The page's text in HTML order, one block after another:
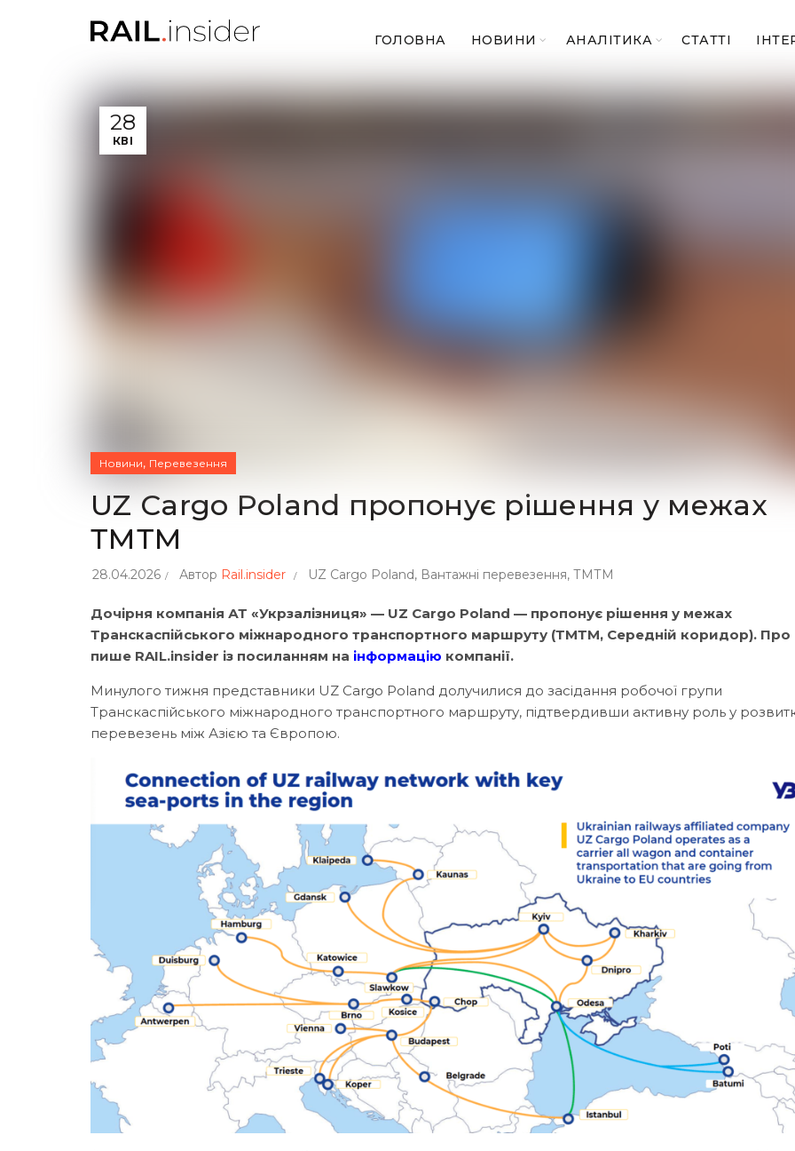
ГОЛОВНА НОВИНИ АНАЛІТИКА СТАТТІ
28
КВІ
Новини, Перевезення
UZ Cargo Poland пропонує рішення у межах
ТМТМ
28.04.2026 Автор Rail.insider UZ Cargo Poland, Вантажні перевезення, ТМТМ
Дочірня компанія АТ «Укрзалізниця» — UZ Cargo Poland — пропонує рішення у межах
Транскаспійського міжнародного транспортного маршруту (ТМТМ, Середній коридор). Про
пише RAIL.insider із посиланням на інформацію компанії.
Минулого тижня представники UZ Cargo Poland долучилися до засідання робочої групи
Транскаспійського міжнародного транспортного маршруту, підтвердивши активну роль у
перевезень між Азією та Європою.